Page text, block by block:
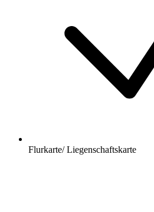
Flurkarte/ Liegenschaftskarte